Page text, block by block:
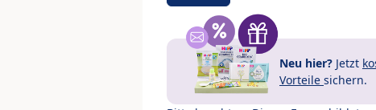
Neu hier? Jetzt
Vorteile sichern.